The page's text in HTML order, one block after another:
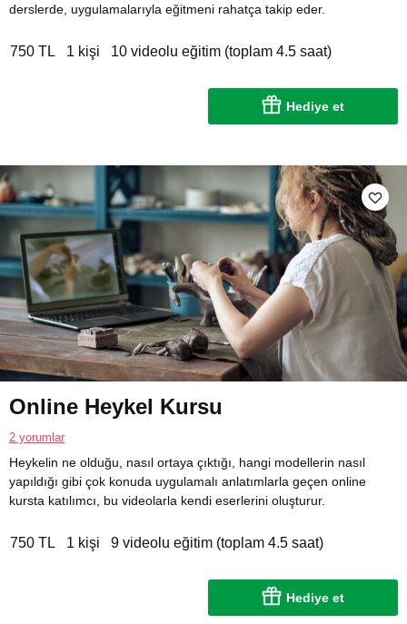
derslerde, uygulamalarıyla eğitmeni rahatça takip eder.
750 TL 1 kişi 10 videolu eğitim (toplam 4.5 saat)
Hediye et
Online Heykel Kursu
2 yorumlar
Heykelin ne olduğu, nasıl ortaya çıktığı, hangi modellerin nasıl
yapıldığı gibi çok konuda uygulamalı anlatımlarla geçen online
kursta katılımcı, bu videolarla kendi eserlerini oluşturur.
750 TL 1 kişi 9 videolu eğitim (toplam 4.5 saat)
Hediye et